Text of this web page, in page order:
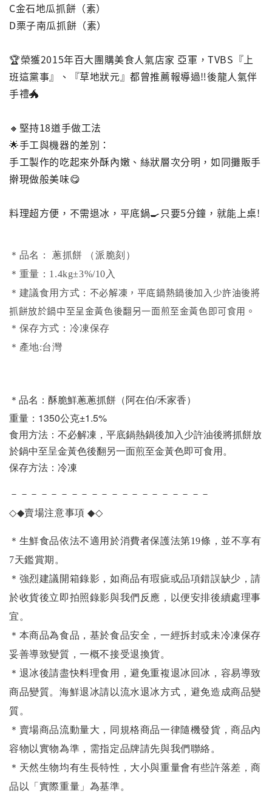
C金石地瓜抓餅（素）
D栗子南瓜抓餅（素）
🏆榮獲2015年百大團購美食人氣店家 亞軍，TVBS『上
班這黨事』、『草地狀元』都曾推薦報導過‼️後龍人氣伴
手禮🐲
🔸堅持18道手做工法
🌟手工與機器的差別：
手工製作的吃起來外酥內嫩、絲狀層次分明，如同攤販手
擀現做般美味😋
料理超方便，不需退冰，平底鍋🍳只要5分鐘，就能上桌!
＊品名： 蔥抓餅 （派脆刻）
＊重量：1.4kg±3%/10入
＊建議食用方式： 不必解凍，平底鍋熱鍋後加入少許油後將
抓餅放於鍋中至呈金黃色後翻另一面煎至金黃色即可食用。
＊保存方式：冷凍保存
＊產地:台灣
＊品名：酥脆鮮蔥蔥抓餅（阿在伯/禾家香）
重量：1350公克±1.5%
食用方法：不必解凍，平底鍋熱鍋後加入少許油後將抓餅放
於鍋中至呈金黃色後翻另一面煎至金黃色即可食用。
保存方法：冷凍
－－－－－－－－－－－－－－－－－－－－
◇◆賣場注意事項◆◇
＊生鮮食品依法不適用於消費者保護法第19條，並不享有
7天鑑賞期。
＊強烈建議開箱錄影，如商品有瑕疵或品項錯誤缺少，請
於收貨後立即拍照錄影與我們反應，以便安排後續處理事
宜。
＊本商品為食品，基於食品安全，一經拆封或未冷凍保存
妥善導致變質，一概不接受退換貨。
＊退冰後請盡快料理食用，避免重複退冰回冰，容易導致
商品變質。海鮮退冰請以流水退冰方式，避免造成商品變
質。
＊賣場商品流動量大，同規格商品一律隨機發貨，商品內
容物以實物為準，需指定品牌請先與我們聯絡。
＊天然生物均有生長特性，大小與重量會有些許落差，商
品以「實際重量」為基準。